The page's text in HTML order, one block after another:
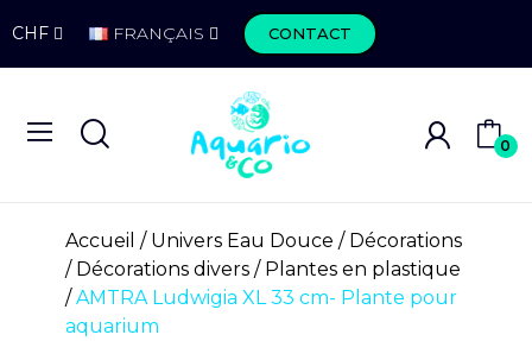
CHF FRANÇAIS CONTACT
0
Accueil Univers Eau Douce
Décorations
Décorations divers
Plantes en plastique
AMTRA Ludwigia XL 33 cm- Plante pour
aquarium